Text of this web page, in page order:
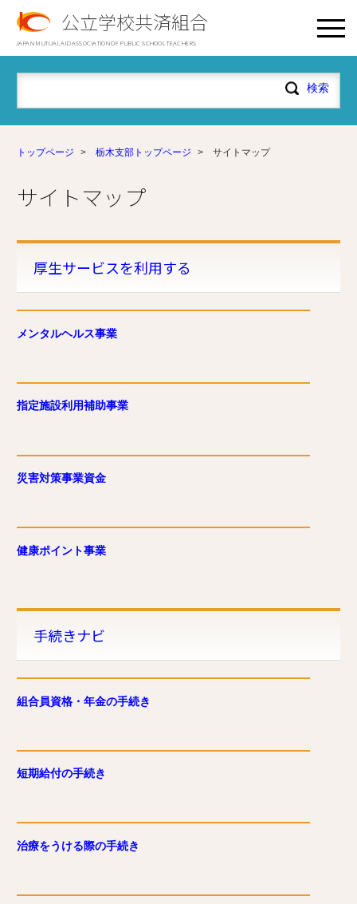
公立学校共済組合
JAPAN MUTUAL AID ASSOCIATION OF PUBLIC SCHOOL TEACHERS
トップページ > 栃木支部トップページ > サイトマップ
サイトマップ
厚生サービスを利用する
メンタルヘルス事業
指定施設利用補助事業
災害対策事業資金
健康ポイント事業
手続きナビ
組合員資格・年金の手続き
短期給付の手続き
治療をうける際の手続き